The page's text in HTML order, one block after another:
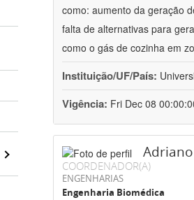
como: aumento da geração
falta de alternativas para
como o gás de cozinha em
Instituição/UF/País:
Vigência: Fri Dec 08
COORDENADOR(A)
ENGENHARIAS
Engenharia Biomédica